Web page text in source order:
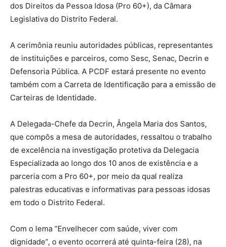
dos Direitos da Pessoa Idosa (Pro 60+), da Câmara
Legislativa do Distrito Federal.
A cerimônia reuniu autoridades públicas, representantes
de instituições e parceiros, como Sesc, Senac, Decrin e
Defensoria Pública. A PCDF estará presente no evento
também com a Carreta de Identificação para a emissão de
Carteiras de Identidade.
A Delegada-Chefe da Decrin, Ângela Maria dos Santos,
que compôs a mesa de autoridades, ressaltou o trabalho
de excelência na investigação protetiva da Delegacia
Especializada ao longo dos 10 anos de existência e a
parceria com a Pro 60+, por meio da qual realiza
palestras educativas e informativas para pessoas idosas
em todo o Distrito Federal.
Com o lema “Envelhecer com saúde, viver com
dignidade”, o evento ocorrerá até quinta-feira (28), na